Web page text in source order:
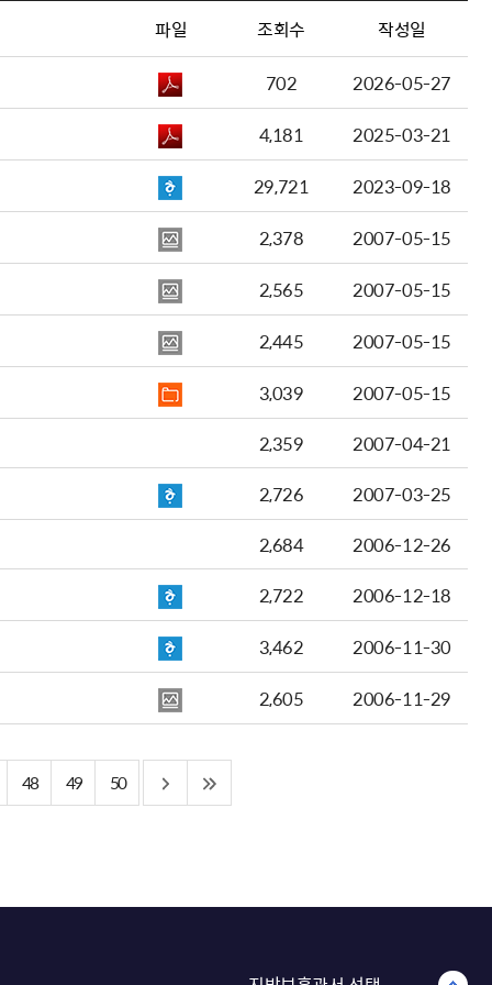
파일 조회수 작성일
702
2026-05-27
4,181
2025-03-21
29,721
2023-09-18
2,378
2007-05-15
2,565
2007-05-15
2,445
2007-05-15
3,039
2007-05-15
2,359
2007-04-21
2,726
2007-03-25
2,684
2006-12-26
2,722
2006-12-18
3,462
2006-11-30
2,605
2006-11-29
48 49 50